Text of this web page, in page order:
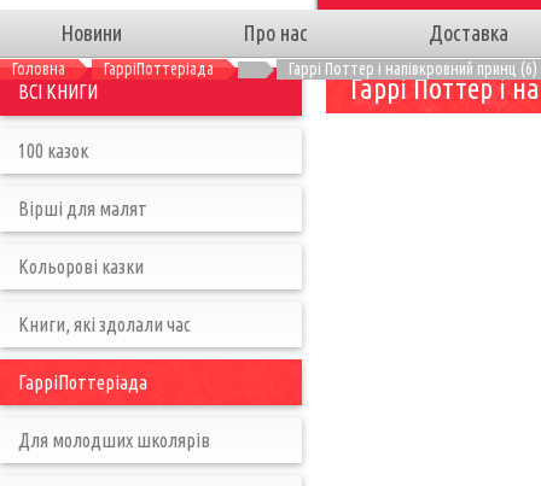
Новини Про нас Доставка
Головна ГарріПоттеріада Гаррі Поттер і напівкровний принц (6)
Гаррі Поттер і
ВСІ КНИГИ
100 казок
Вірші для малят
Кольорові казки
Книги, які здолали час
ГарріПоттеріада
Для молодших школярів